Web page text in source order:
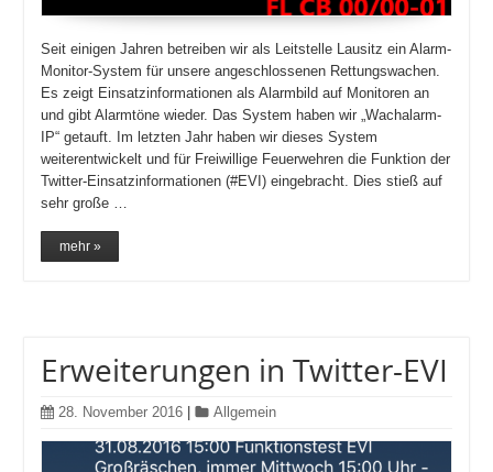
Seit einigen Jahren betreiben wir als Leitstelle Lausitz ein Alarm-
Monitor-System für unsere angeschlossenen Rettungswachen.
Es zeigt Einsatzinformationen als Alarmbild auf Monitoren an
und gibt Alarmtöne wieder. Das System haben wir „Wachalarm-
IP“ getauft. Im letzten Jahr haben wir dieses System
weiterentwickelt und für Freiwillige Feuerwehren die Funktion der
Twitter-Einsatzinformationen (#EVI) eingebracht. Dies stieß auf
sehr große …
mehr »
Erweiterungen in Twitter-EVI
28. November 2016 Allgemein